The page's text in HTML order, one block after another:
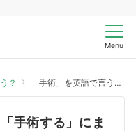
Menu
？ 「手術」を英語で言うと？「手術する」にまつわる英語表現集！
手術する」にま